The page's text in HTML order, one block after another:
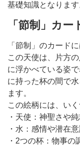
基礎知識となります
「節制」カ
「節制」のカード
この天使は、片方
に浮かべている姿
に持った杯の間で
ます。
この絵柄には、い
・天使：神聖さや
・水：感情や潜在
・2つの杯：物事の